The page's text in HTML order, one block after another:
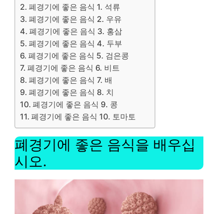
폐경기에 좋은 음식 1. 석류
폐경기에 좋은 음식 2. 우유
폐경기에 좋은 음식 3. 홍삼
폐경기에 좋은 음식 4. 두부
폐경기에 좋은 음식 5. 검은콩
폐경기에 좋은 음식 6. 비트
폐경기에 좋은 음식 7. 배
폐경기에 좋은 음식 8. 치
폐경기에 좋은 음식 9. 콩
폐경기에 좋은 음식 10. 토마토
폐경기에 좋은 음식을 배우십
시오.